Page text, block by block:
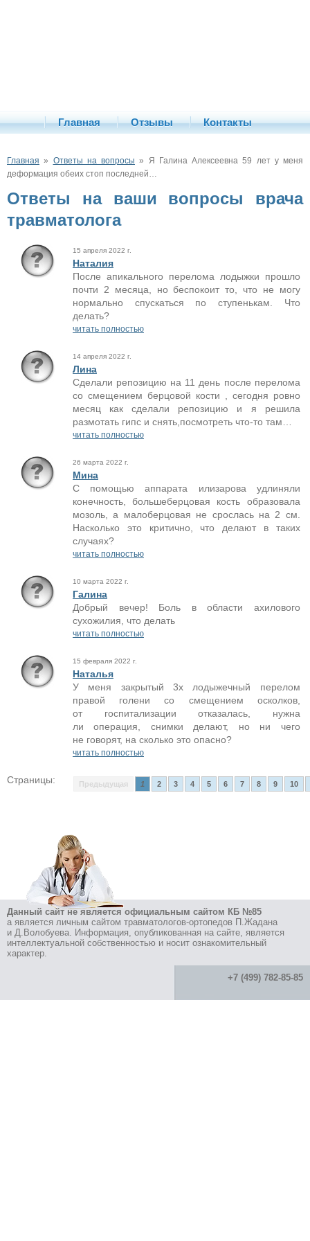
Главная Отзывы Контакты
Главная » Ответы на вопросы » Я Галина Алексеевна 59 лет у меня
деформация обеих стоп последней…
Ответы на ваши вопросы врача
травматолога
15 апреля 2022 г.
Наталия
После апикального перелома лодыжки прошло
почти 2 месяца, но беспокоит то, что не могу
нормально спускаться по ступенькам. Что
делать?
читать полностью
14 апреля 2022 г.
Лина
Сделали репозицию на 11 день после перелома
со смещением берцовой кости , сегодня ровно
месяц как сделали репозицию и я решила
размотать гипс и снять,посмотреть что-то там…
читать полностью
26 марта 2022 г.
Мина
С помощью аппарата илизарова удлиняли
конечность, большеберцовая кость образовала
мозоль, а малоберцовая не срослась на 2 см.
Насколько это критично, что делают в таких
случаях?
читать полностью
10 марта 2022 г.
Галина
Добрый вечер! Боль в области ахилового
сухожилия, что делать
читать полностью
15 февраля 2022 г.
Наталья
У меня закрытый 3х лодыжечный перелом
правой голени со смещением осколков,
от госпитализации отказалась, нужна
ли операция, снимки делают, но ни чего
не говорят, на сколько это опасно?
читать полностью
Страницы: Предыдущая 1 2 3 4 5 6 7 8 9 10
Данный сайт не является официальным сайтом КБ №85
а является личным сайтом травматологов-ортопедов П.Жадана
и Д.Волобуева. Информация, опубликованная на сайте, является
интеллектуальной собственностью и носит ознакомительный
характер.
+7 (499) 782-85-85